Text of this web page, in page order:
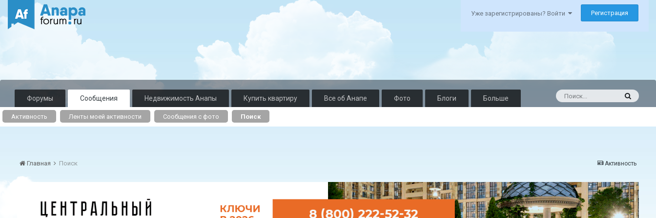
Уже зарегистрированы? Войти Регистрация
Форумы Сообщения
Активность Ленты моей активности Сообщения с фото Поиск
Недвижимость Анапы Купить квартиру Все об Анапе Фото Блоги Больше
Активность
Главная Поиск